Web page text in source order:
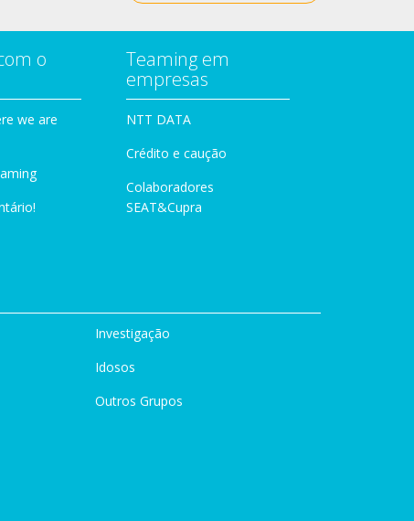
o
we are
Teaming em
empresas
NTT DATA
Crédito e caução
Colaboradores
SEAT&Cupra
Investigação
Idosos
Outros Grupos